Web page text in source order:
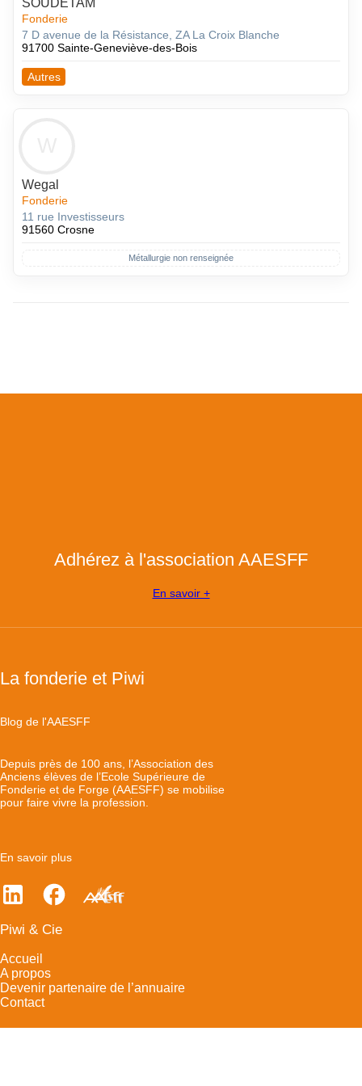
SOUDETAM
Fonderie
7 D avenue de la Résistance, ZA La Croix Blanche
91700 Sainte-Geneviève-des-Bois
Autres
Wegal
Fonderie
11 rue Investisseurs
91560 Crosne
Métallurgie non renseignée
Adhérez à l'association AAESFF
En savoir +
La fonderie et Piwi
Blog de l'AAESFF
Depuis près de 100 ans, l’Association des
Anciens élèves de l’Ecole Supérieure de
Fonderie et de Forge (AAESFF) se mobilise
pour faire vivre la profession.
En savoir plus
Piwi & Cie
Accueil
A propos
Devenir partenaire de l’annuaire
Contact